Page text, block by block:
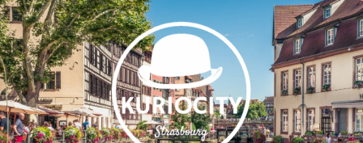
Skip
to
content